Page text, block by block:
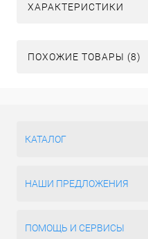
ХАРАКТЕРИСТИКИ
ПОХОЖИЕ ТОВАРЫ (8)
КАТАЛОГ
НАШИ ПРЕДЛОЖЕНИЯ
ПОМОЩЬ И СЕРВИСЫ